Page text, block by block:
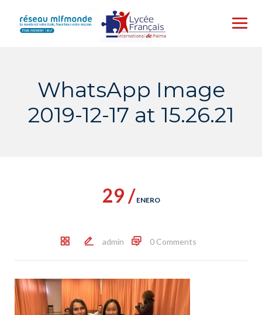
content
WhatsApp Image
2019-12-17 at 15.26.21
29 / ENERO
admin 0 Comments